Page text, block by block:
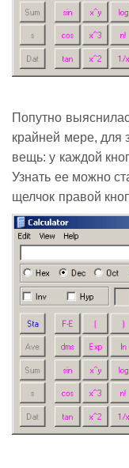
Попутно
крайней мере, для
вещь: у каждой
Узнать ее можно
щелчок правой